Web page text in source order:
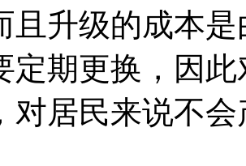
且升级的成本
定期更换，因
对居民来说不